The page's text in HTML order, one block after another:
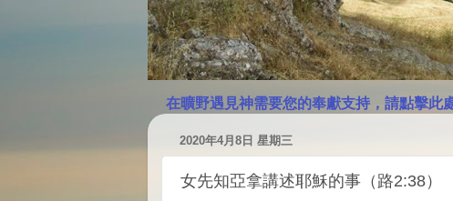
在曠野遇見神需要您的奉獻支持，請點擊此
2020年4月8日 星期三
女先知亞拿講述耶穌的事（路2:38）